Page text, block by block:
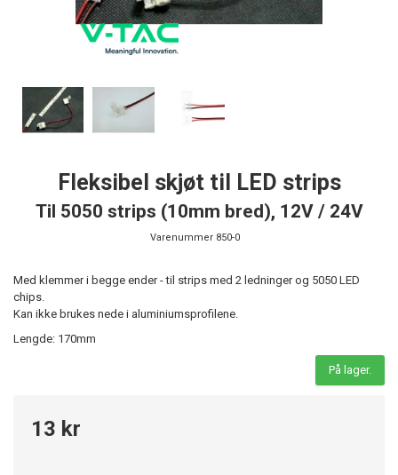
Fleksibel skjøt til LED strips
Til 5050 strips (10mm bred), 12V / 24V
Varenummer 850-0
Med klemmer i begge ender - til strips med 2 ledninger og 5050 LED
chips.
Kan ikke brukes nede i aluminiumsprofilene.
Lengde: 170mm
På lager.
13 kr